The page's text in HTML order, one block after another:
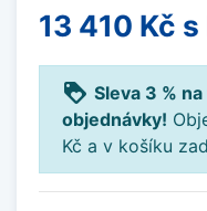
13 410 Kč s
loyalty Sleva 3 %
objednávky!
Kč a v košíku